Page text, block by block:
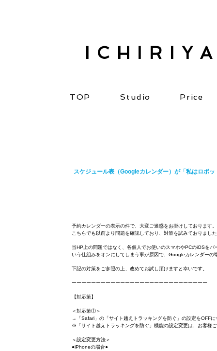
TOP Studio Price
スケジュール表（Googleカレンダー）が「私はロボ
予約カレンダーの表示の件で、大変ご迷惑をお掛けしております。
こちらでも以前より問題を確認しており、対策を試みておりまし
当HP上の問題ではなく、各個人でお使いのスマホやPCのiOSを
いう仕組みをオンにしてしまう事が原因で、Googleカレンダーの
下記の対策をご参照の上、改めてお試し頂けますと幸いです。
ーーーーーーーーーーーーーーーーーーーーーーーーーーーー
【対応策】
＜対応策①＞
→「Safari」の「サイト越えトラッキングを防ぐ」の設定をOFFに
※「サイト越えトラッキングを防ぐ」機能の設定変更は、お客様
＜設定変更方法＞
●iPhoneの場合●